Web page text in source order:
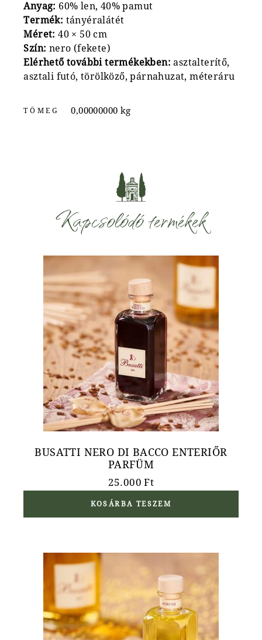
Anyag: 60% len, 40% pamut
Termék: tányéralátét
Méret: 40 × 50 cm
Szín: nero (fekete)
Elérhető további termékekben: asztalterítő,
asztali futó, törölköző, párnahuzat, méteráru
TÖMEG 0,00000000 kg
Kapcsolódó termékek
BUSATTI NERO DI BACCO ENTERIŐR
PARFÜM
25.000Ft
KOSÁRBA TESZEM